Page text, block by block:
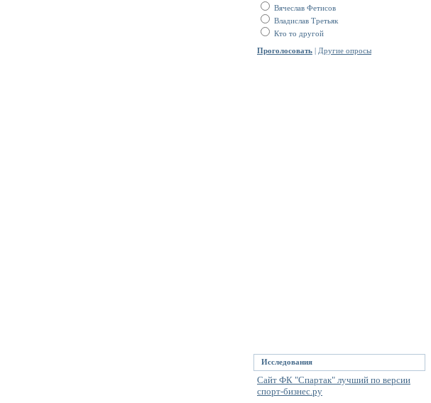
Вячеслав Фетисов
Владислав Третьяк
Кто то другой
Проголосовать | Другие опросы
Исследования
Сайт ФК "Спартак" лучший по версии
спорт-бизнес.ру